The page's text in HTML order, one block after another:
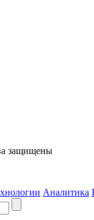
защищены
Аналитика